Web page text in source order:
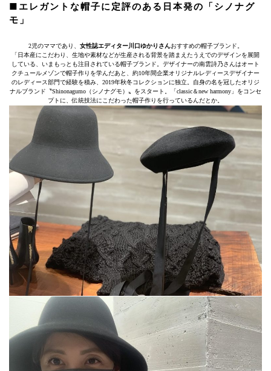
■エレガントな帽子に定評のある日本発の「シノナグ
モ」
2児のママであり、 女性誌エディター川口ゆかりさんおすすめの帽子ブランド。
「日本産にこだわり、生地や素材などが生産される背景を踏まえたうえでのデザインを展開
している、いまもっとも注目されている帽子ブランド。デザイナーの南雲詩乃さんはオート
クチュールメゾンで帽子作りを学んだあと、約10年間企業オリジナルレディースデザイナー
のレディース部門で経験を積み、2019年秋冬コレクションに独立。自身の名を冠したオリジ
ナルブランド〝Shinonagumo（シノナグモ）〟をスタート。「classic＆new harmony」をコンセ
プトに、伝統技法にこだわった帽子作りを行っているんだとか。